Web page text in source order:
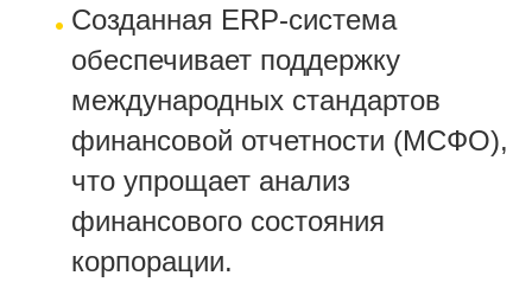
Созданная ERP-система
обеспечивает поддержку
международных стандартов
финансовой отчетности (МСФО),
что упрощает анализ
финансового состояния
корпорации.